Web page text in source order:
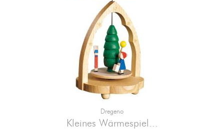
Dregeno
Kleines Wärmespiel...